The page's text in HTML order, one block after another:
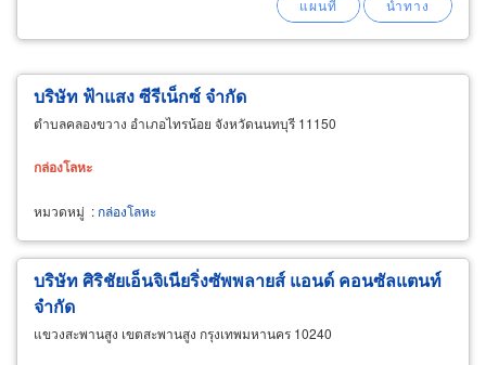
บริษัท ฟ้าแสง ซีรีเน็กซ์ จำกัด
ตำบลคลองขวาง อำเภอไทรน้อย จังหวัดนนทบุรี 11150
กล่องโลหะ
หมวดหมู่ : กล่องโลหะ
บริษัท ศิริชัยเอ็นจิเนียริ่งซัพพลายส์ แอนด์ คอนซัลแตนท์
จำกัด
แขวงสะพานสูง เขตสะพานสูง กรุงเทพมหานคร 10240